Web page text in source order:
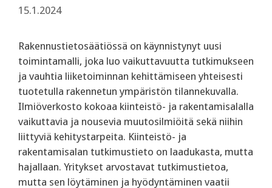
15.1.2024
Rakennustietosäätiössä on käynnistynyt uusi
toimintamalli, joka luo vaikuttavuutta tutkimukseen
ja vauhtia liiketoiminnan kehittämiseen yhteisesti
tuotetulla rakennetun ympäristön tilannekuvalla.
Ilmiöverkosto kokoaa kiinteistö- ja rakentamisalalla
vaikuttavia ja nousevia muutosilmiöitä sekä niihin
liittyviä kehitystarpeita. Kiinteistö- ja
rakentamisalan tutkimustieto on laadukasta, mutta
hajallaan. Yritykset arvostavat tutkimustietoa,
mutta sen löytäminen ja hyödyntäminen vaatii